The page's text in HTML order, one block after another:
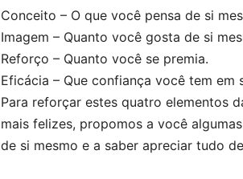
Conceito – O que você pensa de si
Imagem – Quanto você gosta de si
Reforço – Quanto você se premia.
Eficácia – Que confiança você tem em
Para reforçar estes quatro elementos
mais felizes, propomos a você
de si mesmo e a saber apreciar tudo